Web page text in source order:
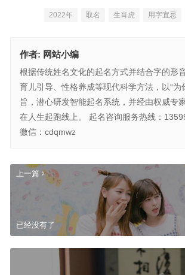
2022年 取名 生肖虎 用字宜忌
作者: 网站小编
根据传统姓名文化的起名方式并结合字的形
育儿引导、性格养成等现代科学方法，以“为
旨，潜心研发智能起名系统，并经由权威专
在人生起跑线上。 起名咨询服务热线：
微信：cdqmwz
上一篇
已经没有了